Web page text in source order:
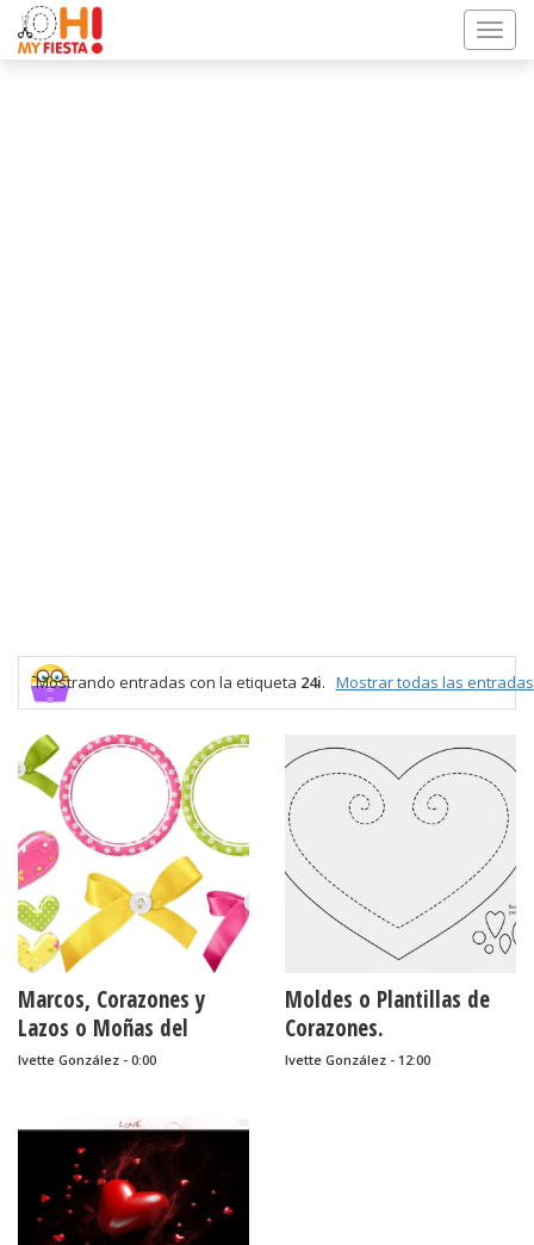
Mostrando entradas con la etiqueta 24i. Mostrar todas las entradas
Marcos, Corazones y
Lazos o Moñas del
Clipart Pascua en
Ivette González - 0:00
Moldes o Plantillas de
Corazones.
Ivette González - 12:00